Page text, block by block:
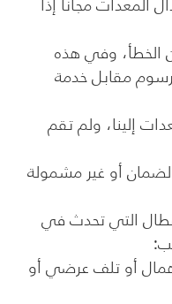
وفي هذه
مقابل خدمة
إلينا، ولم تقم
أو غير مشمولة
التي تحدث في
أو تلف عرضي أو